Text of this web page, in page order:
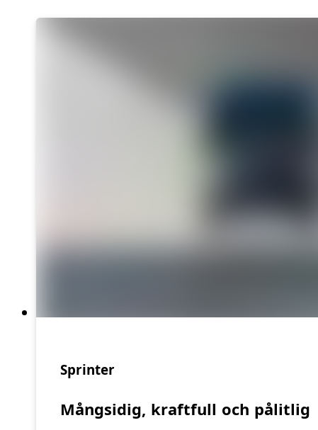
Sprinter
Mångsidig, kraftfull och pålitlig